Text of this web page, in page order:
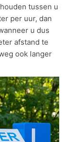
tussen u
per uur, dan
u dus
afstand te
ook langer